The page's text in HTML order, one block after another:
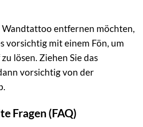
Wandtattoo entfernen möchten,
vorsichtig mit einem Fön, um
lösen. Ziehen Sie das
vorsichtig von der
Fragen (FAQ)